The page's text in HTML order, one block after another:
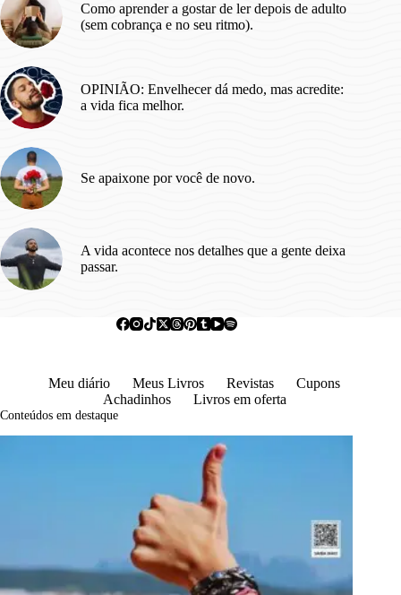
Como aprender a gostar de ler depois de adulto
(sem cobrança e no seu ritmo).
OPINIÃO: Envelhecer dá medo, mas acredite:
a vida fica melhor.
Se apaixone por você de novo.
A vida acontece nos detalhes que a gente deixa
passar.
Meu diário Meus Livros Revistas
Cupons
Achadinhos
Livros em oferta
Conteúdos em destaque